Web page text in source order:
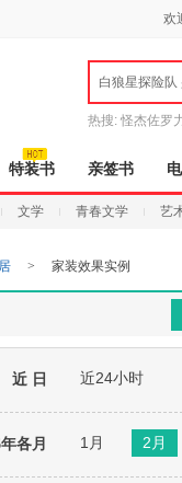
欢
白狼星探险队
热搜: 怪杰佐罗
特装书 亲签书
文学 青春文学 艺
> 家装效果实例
近 日 近24小时
各月 1月 2月